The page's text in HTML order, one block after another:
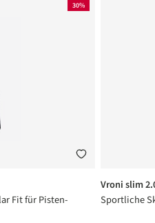
30%
Fit für Pisten-
Vroni slim
Sportliche